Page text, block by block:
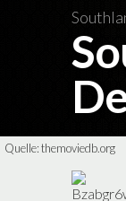
Quelle:themoviedb.org